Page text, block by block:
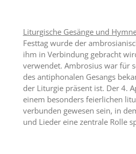
Liturgische Gesänge und
Festtag wurde der
ihm in Verbindung gebracht
verwendet. Ambrosius war für
des antiphonalen Gesangs
der Liturgie präsent ist. Der 4.
einem besonders feierlichen
verbunden gewesen sein, in
und Lieder eine zentrale Rolle